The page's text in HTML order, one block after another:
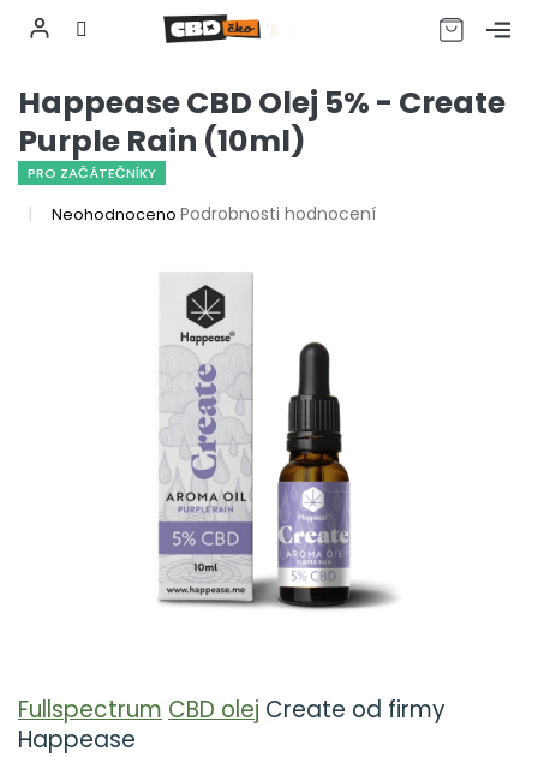
obsah
CZK
Happease CBD Olej 5% - Create
Purple Rain (10ml)
PRO ZAČÁTEČNÍKY
Průměrné
Neohodnoceno Podrobnosti hodnocení
Fullspectrum CBD olej Create od firmy
Happease